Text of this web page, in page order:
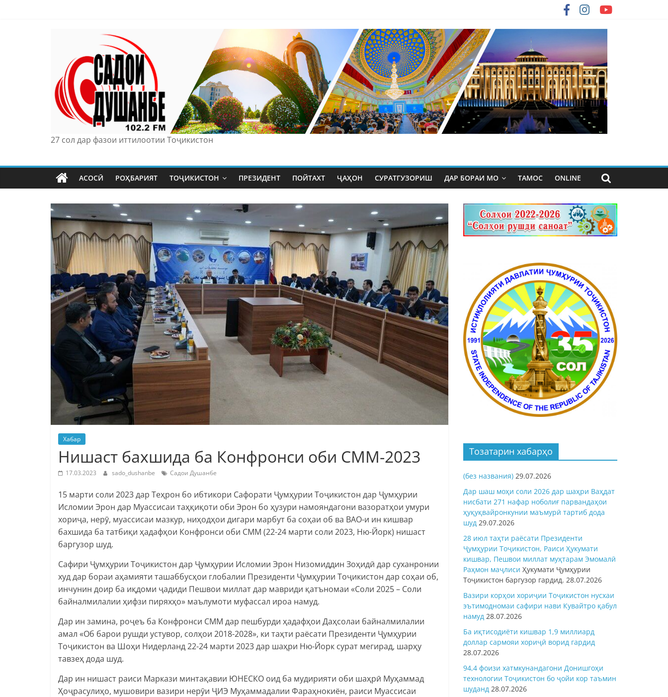
27 сол дар фазои иттилоотии Тоҷикистон
АСОСӢ РОҲБАРИЯТ ТОҶИКИСТОН ПРЕЗИДЕНТ ПОЙТАХТ ҶАҲОН СУРАТГУЗОРИШ ДАР БОРАИ МО ТАМОС ONLINE
Хабар
Нишаст бахшида ба Конфронси оби СММ-2023
17.03.2023 sado_dushanbe Садои Душанбе
15 марти соли 2023 дар Теҳрон бо ибтикори Сафорати Ҷумҳурии Тоҷикистон дар Ҷумҳурии
Исломии Эрон дар Муассисаи таҳқиқоти оби Эрон бо ҳузури намояндагони вазоратҳои умури
хориҷа, нерӯ, муассисаи мазкур, ниҳодҳои дигари марбут ба соҳаи об ва ВАО-и ин кишвар
бахшида ба татбиқи ҳадафҳои Конфронси оби СММ (22-24 марти соли 2023, Ню-Йорк) нишаст
баргузор шуд.
Сафири Ҷумҳурии Тоҷикистон дар Ҷумҳурии Исломии Эрон Низомиддин Зоҳидӣ дар суханронии
худ дар бораи аҳамияти ташаббусҳои глобалии Президенти Ҷумҳурии Тоҷикистон дар соҳаи об,
инчунин доир ба иқдоми ҷадиди Пешвои миллат дар мавриди қатъномаи «Соли 2025 – Соли
байналмилалии ҳифзи пиряхҳо» маълумоти муфассал ироа намуд.
Дар ин замина, роҷеъ ба Конфронси СММ дар пешбурди ҳадафҳои Даҳсолаи байналмилалии
амал «Об барои рушди устувор, солҳои 2018-2028», ки таҳти раёсати Президенти Ҷумҳурии
Тоҷикистон ва Шоҳи Нидерланд 22-24 марти 2023 дар шаҳри Ню-Йорк сурат мегирад, шарҳу
тавзеҳ дода шуд.
Дар ин нишаст раиси Маркази минтақавии ЮНЕСКО оид ба мудирияти оби шаҳрӣ Муҳаммад
Ҳоҷрасулиҳо, мушовири вазири нерӯи ҶИЭ Муҳаммадалии Фараҳнокиён, раиси Муассисаи
Тозатарин хабарҳо
(без названия) 29.07.2026
Дар шаш моҳи соли 2026 дар шаҳри Ваҳдат
нисбати 271 нафар ноболиғ парвандаҳои
ҳуқуқвайронкунии маъмурӣ тартиб дода
шуд 29.07.2026
28 июл таҳти раёсати Президенти
Ҷумҳурии Тоҷикистон, Раиси Ҳукумати
кишвар, Пешвои миллат муҳтарам Эмомалӣ
Раҳмон маҷлиси Ҳукумати Ҷумҳурии
Тоҷикистон баргузор гардид. 28.07.2026
Вазири корҳои хориҷии Тоҷикистон нусхаи
эътимодномаи сафири нави Кувайтро қабул
намуд 28.07.2026
Ба иқтисодиёти кишвар 1,9 миллиард
доллар сармояи хориҷӣ ворид гардид
28.07.2026
94,4 фоизи хатмкунандагони Донишгоҳи
технологии Тоҷикистон бо ҷойи кор таъмин
шуданд 28.07.2026